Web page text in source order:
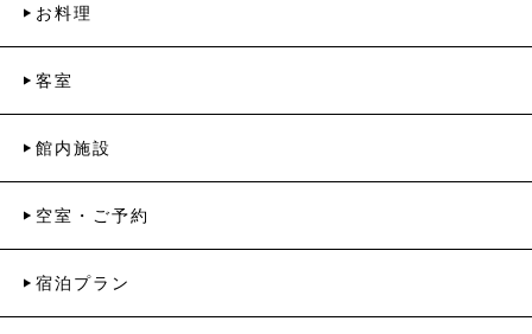
お料理
客室
館内施設
空室・ご予約
宿泊プラン